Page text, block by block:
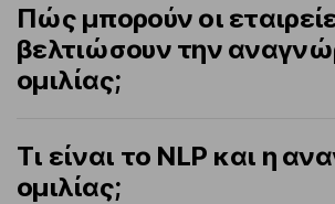
Πώς μπορούν οι
βελτιώσουν την
ομιλίας;
Τι είναι το NLP και η
ομιλίας;